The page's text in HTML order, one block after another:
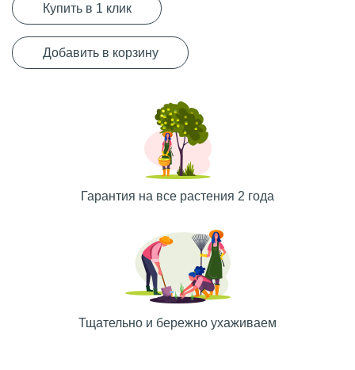
Купить в 1 клик
Добавить в корзину
Гарантия на все растения 2 года
Тщательно и бережно ухаживаем